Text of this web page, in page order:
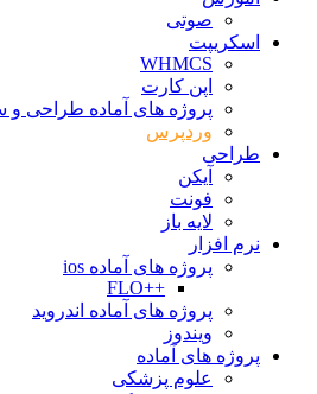
صوتی
اسکریپت
WHMCS
اپن کارت
پروژه های آماده طراحی
وردپرس
طراحی
آیکن
فونت
لایه باز
نرم افزار
پروژه های آماده ios
++FLO
پروژه های آماده اندروید
ویندوز
پروژه های آماده
علوم پزشکی